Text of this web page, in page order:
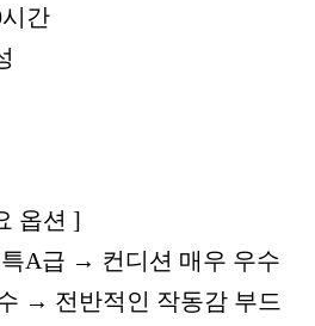
간
옵션 ]
A급 → 컨디션 매우 우수
→ 전반적인 작동감 부드